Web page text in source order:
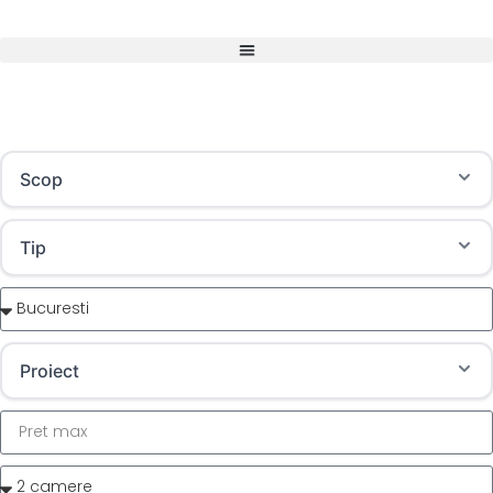
Scop
Tip
Proiect